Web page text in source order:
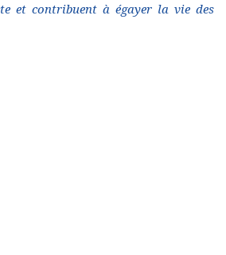
et contribuent à égayer la vie des